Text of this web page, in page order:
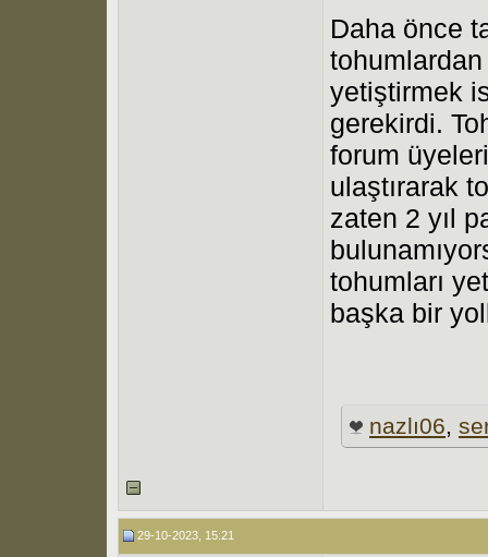
Daha önce
yetiştirmek
gerekirdi.
forum
ulaştırarak
zaten 2 yıl
tohumları
başka bir
nazlı06,
29-10-2023, 15:21